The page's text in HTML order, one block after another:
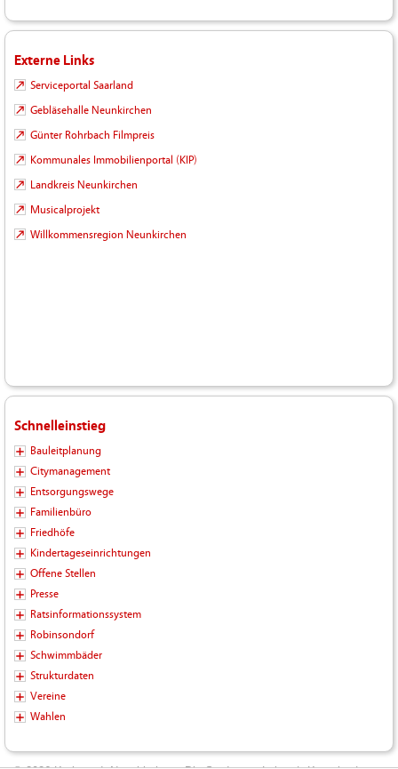
Externe Links
Serviceportal Saarland
Gebläsehalle Neunkirchen
Günter Rohrbach Filmpreis
Kommunales Immobilienportal (KIP)
Landkreis Neunkirchen
Musicalprojekt
Willkommensregion Neunkirchen
Schnelleinstieg
Bauleitplanung
Citymanagement
Entsorgungswege
Familienbüro
Friedhöfe
Kindertageseinrichtungen
Offene Stellen
Presse
Ratsinformationssystem
Robinsondorf
Schwimmbäder
Strukturdaten
Vereine
Wahlen